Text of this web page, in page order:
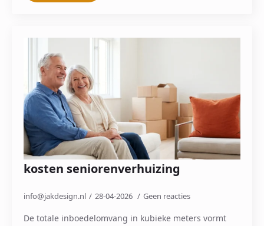
kosten seniorenverhuizing
info@jakdesign.nl 28-04-2026 Geen reacties
De totale inboedelomvang in kubieke meters vormt